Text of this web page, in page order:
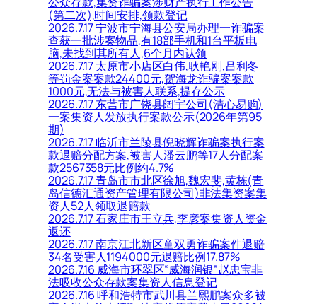
(第二次),时间安排,领款登记
2026.7.17 宁波市宁海县公安局办理一诈骗案
查获一批涉案物品,有18部手机和1台平板电
脑,未找到其所有人,6个月内认领
2026.7.17 太原市小店区白伟,耿艳刚,吕利冬
等罚金案案款24400元,贺海龙诈骗案案款
1000元,无法与被害人联系,提存公示
2026.7.17 东营市广饶县阔宇公司(清心易购)
一案集资人发放执行案款公示(2026年第95
期)
2026.7.17 临沂市兰陵县倪晓辉诈骗案执行案
款退赔分配方案,被害人潘云鹏等17人分配案
款2567358元比例约4.7%
2026.7.17 青岛市市北区徐旭,魏宏斐,黄栋(青
岛信德汇通资产管理有限公司)非法集资案集
资人52人领取退赔款
2026.7.17 石家庄市王立兵,李彦案集资人资金
返还
2026.7.17 南京江北新区童双勇诈骗案件退赔
34名受害人1194000元退赔比例17.87%
2026.7.16 威海市环翠区“威海润银”赵忠宝非
法吸收公众存款案集资人信息登记
2026.7.16 呼和浩特市武川县兰熙鹏案众多被